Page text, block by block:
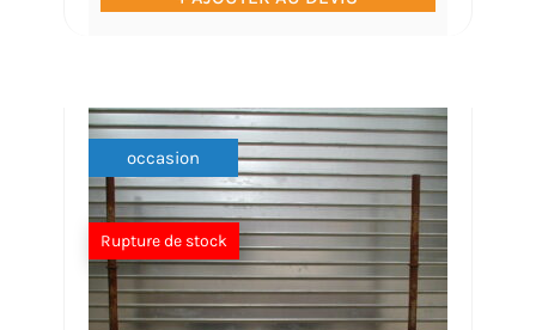
occasion
Rupture de stock